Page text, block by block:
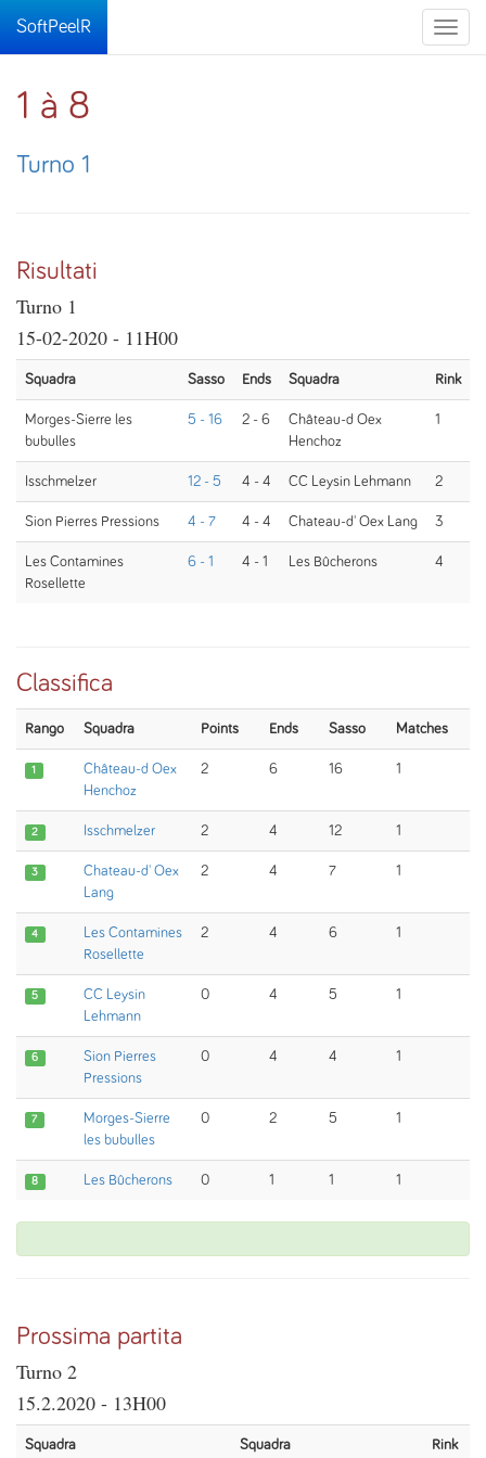
Toggle
SoftPeelR
1 à 8
Turno 1
Risultati
Turno 1
15-02-2020 - 11H00
Squadra Sasso Ends Squadra Rink
Morges-Sierre les
bubulles
5 - 16 2 - 6
Château-d Oex
Henchoz
1
Isschmelzer 12 - 5 4 - 4 CC Leysin Lehmann 2
Sion Pierres Pressions 4 - 7 4 - 4 Chateau-d' Oex Lang 3
Les Contamines
Rosellette
6 - 1 4 - 1 Les Bûcherons 4
Classifica
Rango Squadra Points Ends Sasso Matches
1
Château-d Oex
Henchoz
2 6 16 1
2 Isschmelzer 2 4 12 1
3
Chateau-d' Oex
Lang
2 4 7 1
4
Les Contamines
Rosellette
2 4 6 1
5
CC Leysin
Lehmann
0 4 5 1
6
Sion Pierres
Pressions
0 4 4 1
7
Morges-Sierre
les bubulles
0 2 5 1
8 Les Bûcherons 0 1 1 1
Prossima partita
Turno 2
15.2.2020 - 13H00
Squadra Squadra Rink